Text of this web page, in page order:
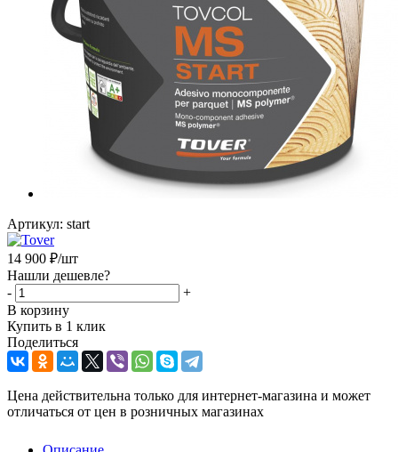
Артикул: start
14 900 ₽/шт
Нашли дешевле?
-
+
В корзину
Купить в 1 клик
Поделиться
Цена действительна только для интернет-магазина и может
отличаться от цен в розничных магазинах